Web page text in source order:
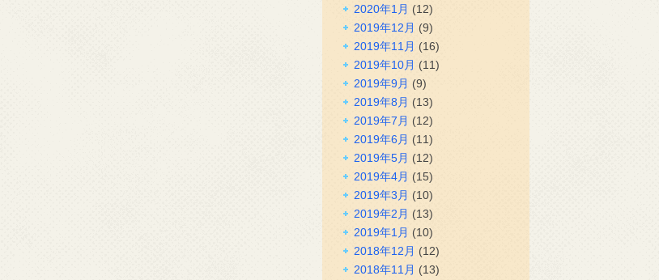
2020年1月 (12)
2019年12月 (9)
2019年11月 (16)
2019年10月 (11)
2019年9月 (9)
2019年8月 (13)
2019年7月 (12)
2019年6月 (11)
2019年5月 (12)
2019年4月 (15)
2019年3月 (10)
2019年2月 (13)
2019年1月 (10)
2018年12月 (12)
2018年11月 (13)